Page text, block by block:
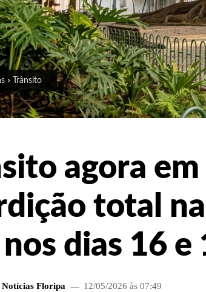
Trânsito
agora
total
dias 16 e
Notícias Floripa 12/05/2026 às 07:49